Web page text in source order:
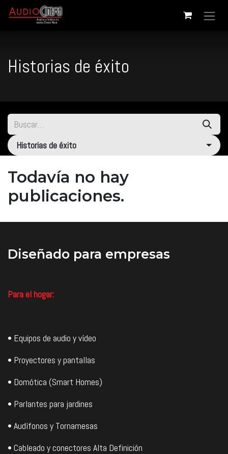
Ir al contenido
Historias de éxito
Historias de éxito
Todavía no hay
publicaciones.
Diseñado para empresas
Para el hogar:
• Equipos de audio y vídeo
• Proyectores y pantallas
• Domótica (Smart Homes)
• Parlantes para jardines
• Audífonos y Tornamesas
• Cableado y conectores Alta Definición